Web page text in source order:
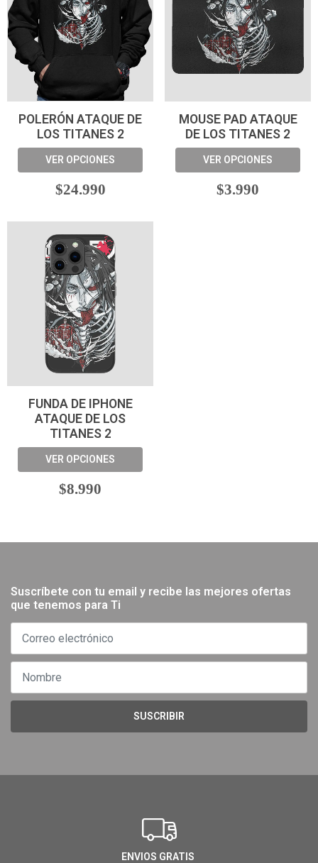
POLERÓN ATAQUE DE
LOS TITANES 2
VER OPCIONES
$24.990
MOUSE PAD ATAQUE
DE LOS TITANES 2
VER OPCIONES
$3.990
FUNDA DE IPHONE
ATAQUE DE LOS
TITANES 2
VER OPCIONES
$8.990
Suscríbete con tu email y recibe las mejores ofertas
que tenemos para Ti
SUSCRIBIR
ENVIOS GRATIS